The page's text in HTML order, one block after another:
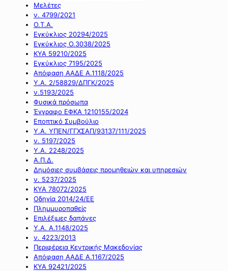
Μελέτες
ν. 4799/2021
Ο.Τ.Α.
Εγκύκλιος 20294/2025
Εγκύκλιος Ο.3038/2025
ΚΥΑ 59210/2025
Εγκύκλιος 7195/2025
Απόφαση ΑΑΔΕ Α.1118/2025
Υ.Α. 2/58829/ΔΠΓΚ/2025
ν.5193/2025
Φυσικά πρόσωπα
Έγγραφο ΕΦΚΑ 1210155/2024
Εποπτικό Συμβούλιο
Υ.Α. ΥΠΕΝ/ΓΓΧΣΑΠ/93137/111/2025
ν. 5197/2025
Υ.Α. 2248/2025
Α.Π.Δ.
Δημόσιες συμβάσεις προμηθειών και υπηρεσιών
ν. 5237/2025
ΚΥΑ 78072/2025
Οδηγία 2014/24/ΕΕ
Πλημμυροπαθείς
Επιλέξιμες δαπάνες
Υ.Α. Α.1148/2025
ν. 4223/2013
Περιφέρεια Κεντρικής Μακεδονίας
Απόφαση ΑΑΔΕ Α.1167/2025
ΚΥΑ 92421/2025